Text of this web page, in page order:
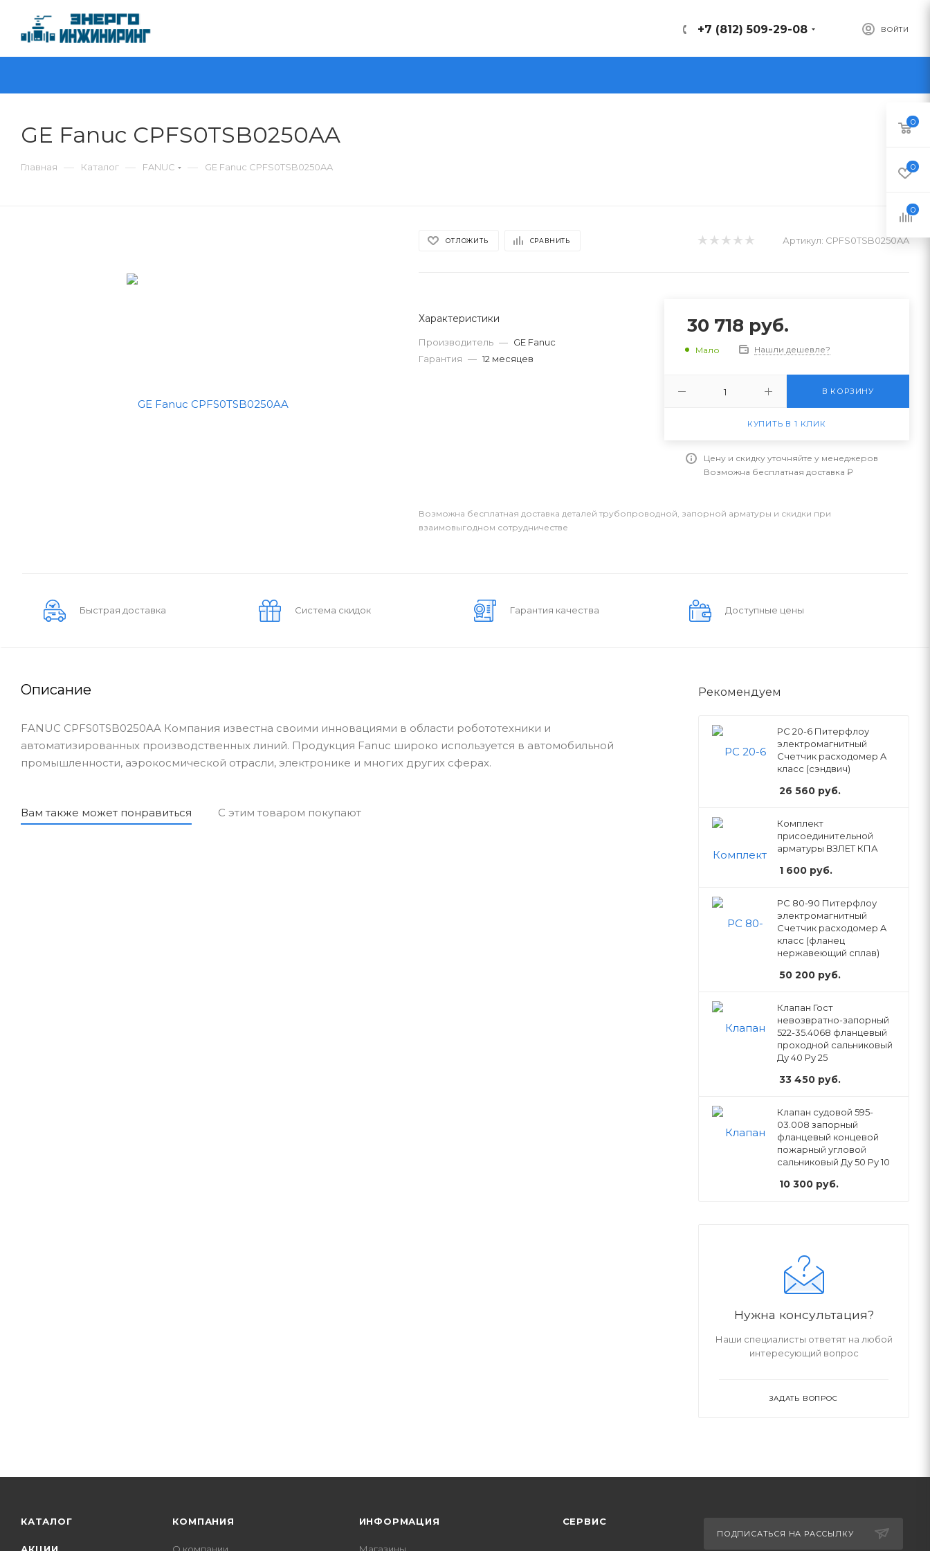
ВОЙТИ
+7 (812) 509-29-08
GE Fanuc CPFS0TSB0250AA
Главная — Каталог — FANUC — GE Fanuc CPFS0TSB0250AA
ОТЛОЖИТЬ СРАВНИТЬ Артикул: CPFS0TSB0250AA
Характеристики
Производитель — GE Fanuc
Гарантия — 12 месяцев
30 718 руб.
Мало Нашли дешевле?
В КОРЗИНУ
КУПИТЬ В 1 КЛИК
Цену и скидку уточняйте у менеджеров
Возможна бесплатная доставка ₽
Возможна бесплатная доставка деталей трубопроводной, запорной арматуры и скидки при
взаимовыгодном сотрудничестве
Быстрая доставка Система скидок Гарантия качества Доступные цены
Описание
FANUC CPFS0TSB0250AA Компания известна своими инновациями в области робототехники и
автоматизированных производственных линий. Продукция Fanuc широко используется в автомобильной
промышленности, аэрокосмической отрасли, электронике и многих других сферах.
Вам также может понравиться С этим товаром покупают
Рекомендуем
РС 20-6 Питерфлоу
электромагнитный
Счетчик расходомер A
класс (сэндвич)
26 560 руб.
Комплект
присоединительной
арматуры ВЗЛЕТ КПА
1 600 руб.
РС 80-90 Питерфлоу
электромагнитный
Счетчик расходомер A
класс (фланец
нержавеющий сплав)
50 200 руб.
Клапан Гост
невозвратно-запорный
522-35.4068 фланцевый
проходной сальниковый
Ду 40 Ру 25
33 450 руб.
Клапан судовой 595-
03.008 запорный
фланцевый концевой
пожарный угловой
сальниковый Ду 50 Ру 10
10 300 руб.
Нужна консультация?
Наши специалисты ответят на любой
интересующий вопрос
ЗАДАТЬ ВОПРОС
КАТАЛОГ КОМПАНИЯ ИНФОРМАЦИЯ СЕРВИС
ПОДПИСАТЬСЯ НА РАССЫЛКУ
0
0
0